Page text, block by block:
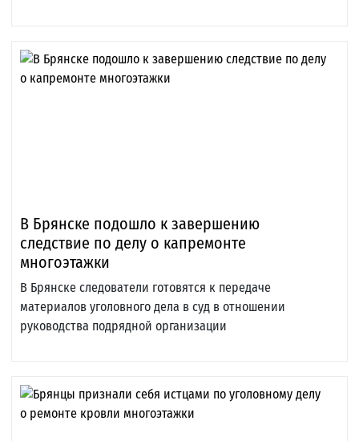
В Брянске подошло к завершению
следствие по делу о капремонте
многоэтажки
В Брянске следователи готовятся к передаче
материалов уголовного дела в суд в отношении
руководства подрядной организации